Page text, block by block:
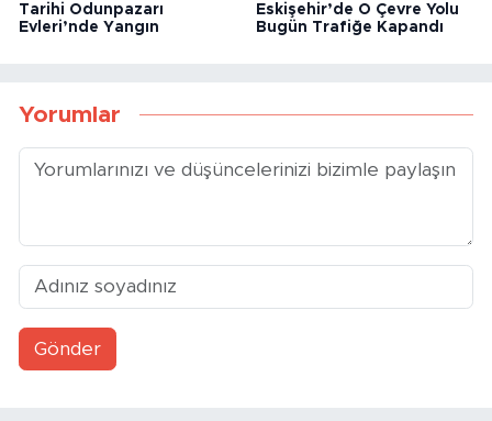
Tarihi Odunpazarı
Evleri’nde Yangın
Eskişehir’de O Çevre Yolu
Bugün Trafiğe Kapandı
Yorumlar
Gönder